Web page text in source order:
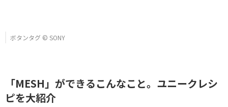
ボタンタグ © SONY
「MESH」ができるこんなこと。ユニークレシ
ピを大紹介